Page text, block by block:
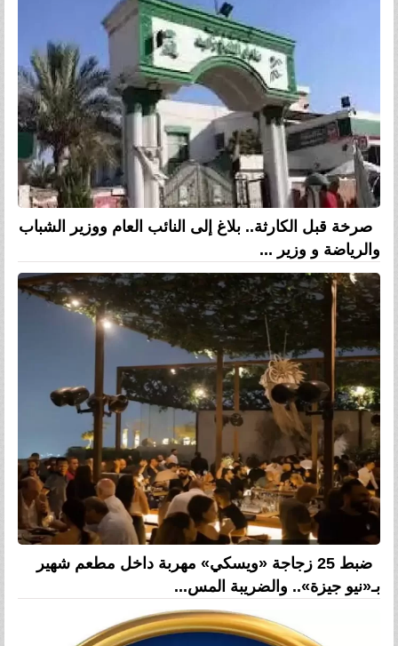
صرخة قبل الكارثة.. بلاغ إلى النائب العام ووزير الشباب
والرياضة و وزير ...
ضبط 25 زجاجة «ويسكي» مهربة داخل مطعم شهير
بـ«نيو جيزة».. والضريبة المس...